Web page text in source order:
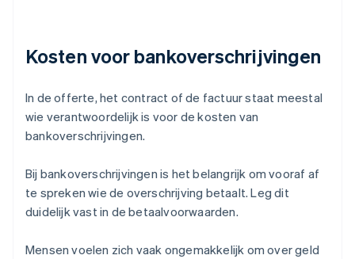
Kosten voor bankoverschrijvingen
In de offerte, het contract of de factuur staat meestal
wie verantwoordelijk is voor de kosten van
bankoverschrijvingen.
Bij bankoverschrijvingen is het belangrijk om vooraf af
te spreken wie de overschrijving betaalt. Leg dit
duidelijk vast in de betaalvoorwaarden.
Mensen voelen zich vaak ongemakkelijk om over geld